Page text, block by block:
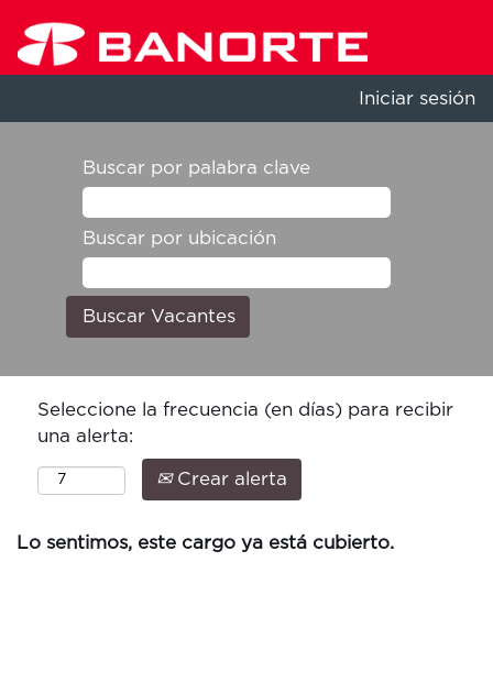
Iniciar sesión
Buscar por palabra clave
Buscar por ubicación
Seleccione la frecuencia (en días) para recibir
una alerta:
Crear alerta
Lo sentimos, este cargo ya está cubierto.